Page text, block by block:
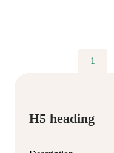
H5 heading
1